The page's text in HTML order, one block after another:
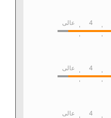
4 عالی
4 عالی
4 عالی